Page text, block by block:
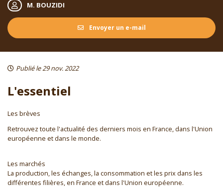
M. BOUZIDI
Envoyer un e-mail
Publié le 29 nov. 2022
L'essentiel
Les brèves
Retrouvez toute l'actualité des derniers mois en France, dans l'Union
européenne et dans le monde.
Les marchés
La production, les échanges, la consommation et les prix dans les
différentes filières, en France et dans l'Union européenne.